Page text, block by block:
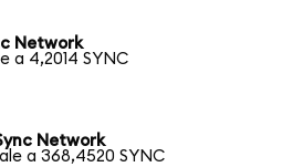
Network
a 4,2014 SYNC
Network
a 368,4520 SYNC